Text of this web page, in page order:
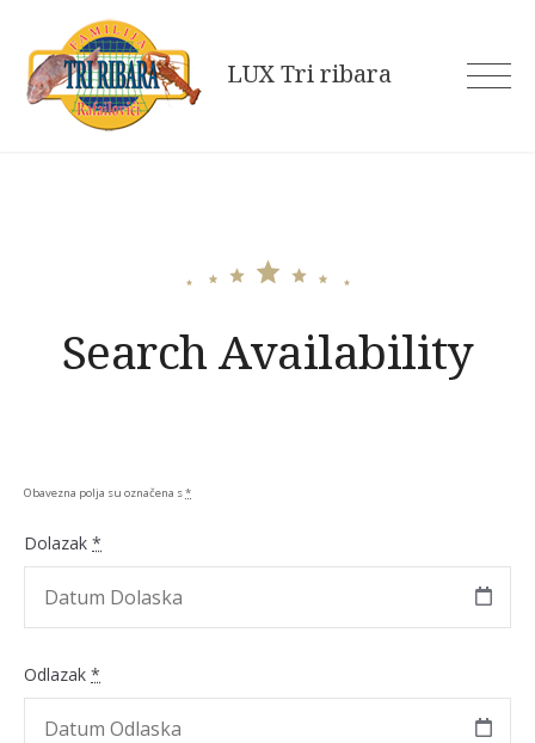
content
LUX Tri ribara
Search Availability
Obavezna polja su označena s*
Dolazak *
Odlazak *